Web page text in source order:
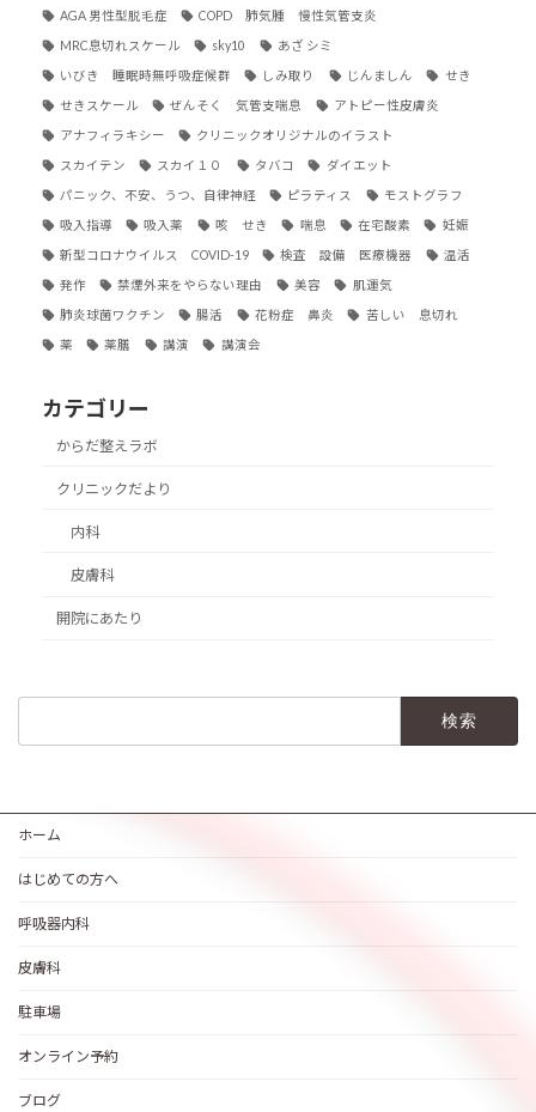
AGA 男性型脱毛症 COPD 肺気腫 慢性気管支炎
MRC息切れスケール sky10 あざ シミ
いびき 睡眠時無呼吸症候群 しみ取り じんましん せき
せきスケール ぜんそく 気管支喘息 アトピー性皮膚炎
アナフィラキシー クリニックオリジナルのイラスト
スカイテン スカイ１０ タバコ ダイエット
パニック、不安、うつ、自律神経 ピラティス モストグラフ
吸入指導 吸入薬 咳 せき 喘息 在宅酸素 妊娠
新型コロナウイルス COVID-19 検査 設備 医療機器 温活
発作 禁煙外来をやらない理由 美容 肌運気
肺炎球菌ワクチン 腸活 花粉症 鼻炎 苦しい 息切れ
薬 薬膳 講演 講演会
カテゴリー
からだ整えラボ
クリニックだより
内科
皮膚科
開院にあたり
ホーム
はじめての方へ
呼吸器内科
皮膚科
駐車場
オンライン予約
ブログ